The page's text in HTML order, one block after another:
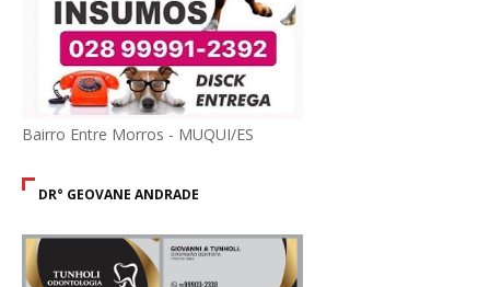
Bairro Entre Morros - MUQUI/ES
DR° GEOVANE ANDRADE